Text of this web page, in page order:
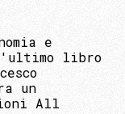
e
libro
un
All